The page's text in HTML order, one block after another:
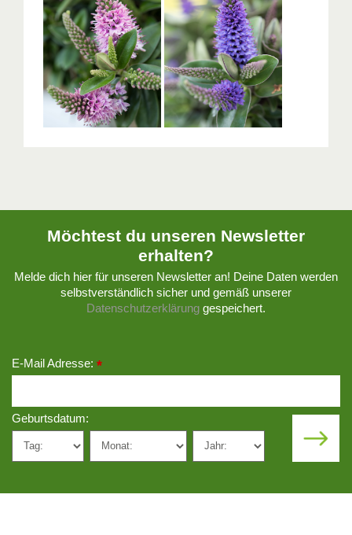
Möchtest du unseren Newsletter
erhalten?
Melde dich hier für unseren Newsletter an! Deine Daten werden
selbstverständlich sicher und gemäß unserer
Datenschutzerklärung gespeichert.
E-Mail Adresse: *
Geburtsdatum: